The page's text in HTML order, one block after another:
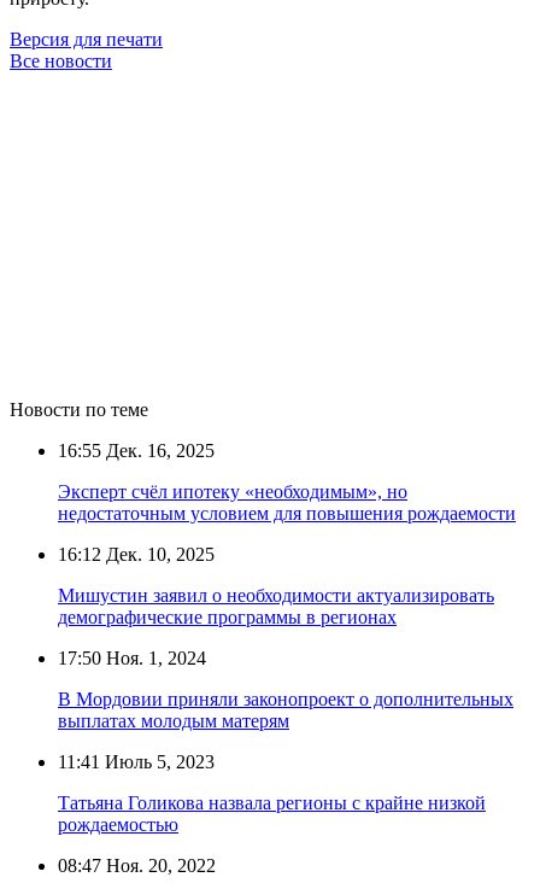
Версия для печати
Все новости
Новости по теме
16:55 Дек. 16, 2025
Эксперт счёл ипотеку «необходимым», но
недостаточным условием для повышения рождаемости
16:12 Дек. 10, 2025
Мишустин заявил о необходимости актуализировать
демографические программы в регионах
17:50 Ноя. 1, 2024
В Мордовии приняли законопроект о дополнительных
выплатах молодым матерям
11:41 Июль 5, 2023
Татьяна Голикова назвала регионы с крайне низкой
рождаемостью
08:47 Ноя. 20, 2022